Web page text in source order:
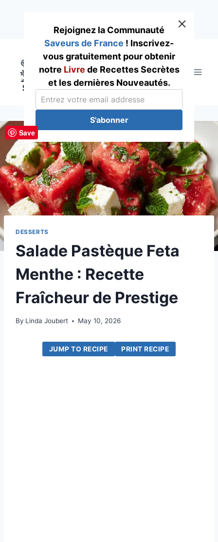
content
DESSERTS
Salade Pastèque Feta
Menthe : Recette
Fraîcheur de Prestige
By Linda Joubert May 10, 2026
JUMP TO RECIPE PRINT RECIPE
Rejoignez la Communauté
Saveurs de France ! Inscrivez-
vous gratuitement pour obtenir
notre Livre de Recettes Secrètes
et les dernières Nouveautés.
S'abonner
Save